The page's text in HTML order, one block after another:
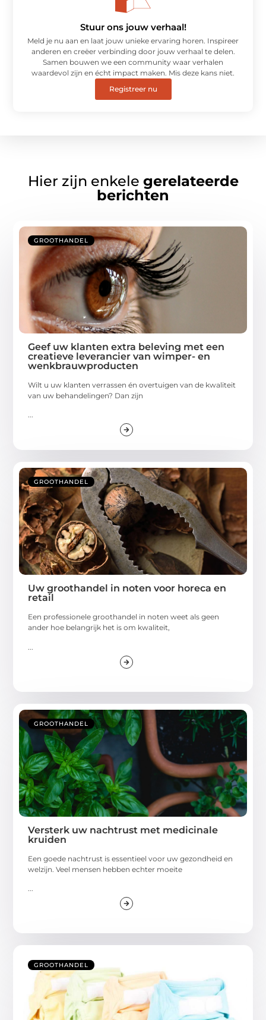
Stuur ons jouw verhaal!
Meld je nu aan en laat jouw unieke ervaring horen. Inspireer
anderen en creëer verbinding door jouw verhaal te delen.
Samen bouwen we een community waar verhalen
waardevol zijn en écht impact maken. Mis deze kans niet.
Registreer nu
Hier zijn enkele gerelateerde
berichten
GROOTHANDEL
Geef uw klanten extra beleving met een
creatieve leverancier van wimper- en
wenkbrauwproducten
Wilt u uw klanten verrassen én overtuigen van de kwaliteit
van uw behandelingen? Dan zijn
...
GROOTHANDEL
Uw groothandel in noten voor horeca en
retail
Een professionele groothandel in noten weet als geen
ander hoe belangrijk het is om kwaliteit,
GROOTHANDEL
Versterk uw nachtrust met medicinale
kruiden
Een goede nachtrust is essentieel voor uw gezondheid en
welzijn. Veel mensen hebben echter moeite
...
GROOTHANDEL